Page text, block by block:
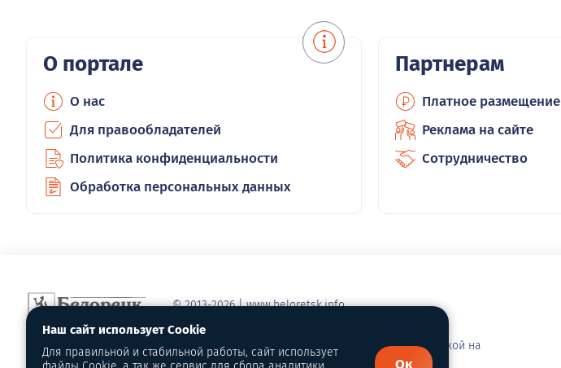
О портале
О нас
Для правообладателей
Политика конфиденциальности
Обработка персональных данных
Партнерам
Платное размещение
Реклама на сайте
Сотрудничество
© 2013-2026 | www.beloretsk.info
Справочно-информационный сайт г. Белорецка
Перепубликация материалов с обязательной ссылкой на
первоисточник - www.beloretsk.info
Наш сайт использует Cookie
Для правильной и стабильной работы, сайт использует
Ок